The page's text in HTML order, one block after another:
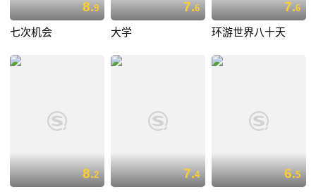
8.9
七次机会
7.6
大学
7.6
环游世界八十天
8.2 7.4 6.5